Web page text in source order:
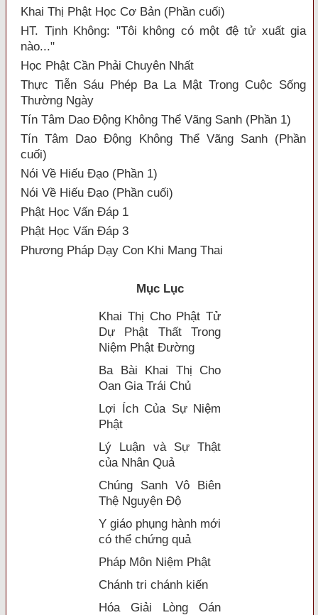
Khai Thị Phật Học Cơ Bản (Phần cuối)
HT. Tịnh Không: "Tôi không có một đệ tử xuất gia
nào..."
Học Phật Cần Phải Chuyên Nhất
Thực Tiễn Sáu Phép Ba La Mật Trong Cuộc Sống
Thường Ngày
Tín Tâm Dao Động Không Thể Vãng Sanh (Phần 1)
Tín Tâm Dao Động Không Thể Vãng Sanh (Phần
cuối)
Nói Về Hiếu Đạo (Phần 1)
Nói Về Hiếu Đạo (Phần cuối)
Phật Học Vấn Đáp 1
Phật Học Vấn Đáp 3
Phương Pháp Dạy Con Khi Mang Thai
Mục Lục
Khai Thị Cho Phật Tử
Dự Phật Thất Trong
Niệm Phật Ðường
Ba Bài Khai Thị Cho
Oan Gia Trái Chủ
Lợi Ích Của Sự Niệm
Phật
Lý Luận và Sự Thật
của Nhân Quả
Chúng Sanh Vô Biên
Thệ Nguyện Độ
Y giáo phụng hành mới
có thể chứng quả
Pháp Môn Niệm Phật
Chánh tri chánh kiến
Hóa Giải Lòng Oán